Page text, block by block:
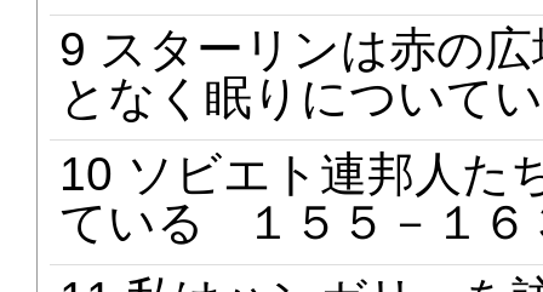
9 スターリンは赤の
となく眠りについて
10 ソビエト連邦人た
ている １５５－１６